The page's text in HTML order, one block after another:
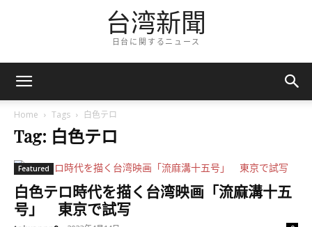
台湾新聞
日台に関するニュース
Home Tags 白色テロ
Tag: 白色テロ
Featured
白色テロ時代を描く台湾映画「流麻溝十五
号」 東京で試写